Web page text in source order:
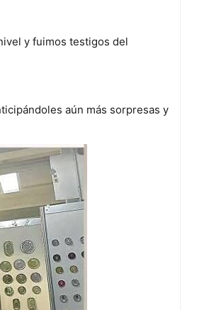
y fuimos testigos del
aún más sorpresas y